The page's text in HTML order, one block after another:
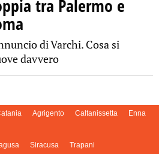
tra Palermo e
di Varchi. Cosa si
davvero
Agrigento Caltanissetta Enna
Siracusa Trapani